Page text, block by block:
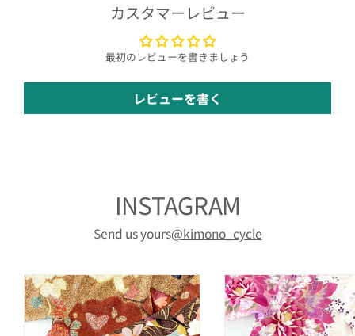
カスタマーレビュー
最初のレビューを書きましょう
レビューを書く
INSTAGRAM
Send us yours@kimono_cycle